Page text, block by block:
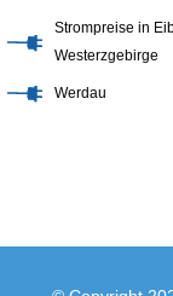
Strompreise in
Westerzgebirge
Werdau